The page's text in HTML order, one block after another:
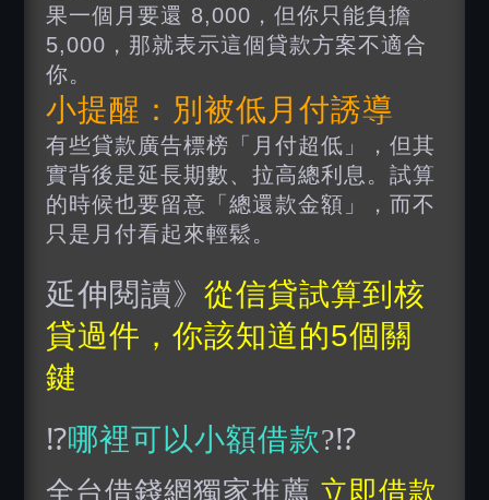
果一個月要還 8,000，但你只能負擔
5,000，那就表示這個貸款方案不適合
你。
小提醒：別被低月付誘導
有些貸款廣告標榜「月付超低」，但其
實背後是延長期數、拉高總利息。試算
的時候也要留意「總還款金額」，而不
只是月付看起來輕鬆。
延伸閱讀》從信貸試算到核
貸過件，你該知道的5個關
鍵
⁉️哪裡可以小額借款?⁉️
全台借錢網獨家推薦 立即借款